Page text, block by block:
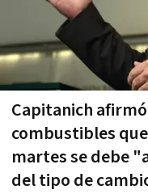
Capitanich
combustibles
martes se debe
del tipo de